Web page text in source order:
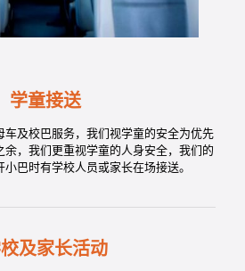
学童接送
及校巴服务，我们视学童的安全为优先
，我们更重视学童的人身安全，我们的
巴时有学校人员或家长在场接送。
及家长活动